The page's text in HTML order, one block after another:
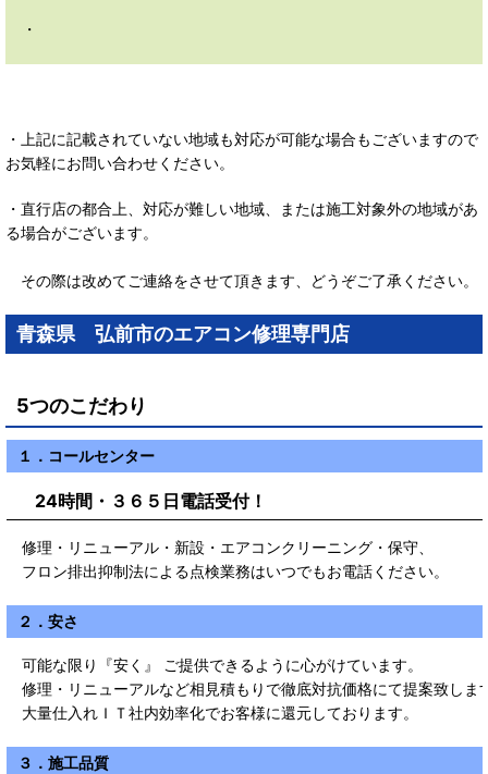
・
・上記に記載されていない地域も対応が可能な場合もございますので
お気軽にお問い合わせください。
・直行店の都合上、対応が難しい地域、または施工対象外の地域があ
る場合がございます。
その際は改めてご連絡をさせて頂きます、どうぞご了承ください。
青森県 弘前市のエアコン修理専門店
5つのこだわり
１．コールセンター
24時間・３６５日電話受付！
修理・リニューアル・新設・エアコンクリーニング・保守、
フロン排出抑制法による点検業務はいつでもお電話ください。
２．安さ
可能な限り『安く』 ご提供できるように心がけています。
修理・リニューアルなど相見積もりで徹底対抗価格にて提案致しま
大量仕入れＩＴ社内効率化でお客様に還元しております。
３．施工品質